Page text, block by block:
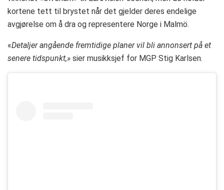
kortene tett til brystet når det gjelder deres endelige
avgjørelse om å dra og representere Norge i Malmö.
«Detaljer angående fremtidige planer vil bli annonsert på et
senere tidspunkt,» sier musikksjef for MGP Stig Karlsen.